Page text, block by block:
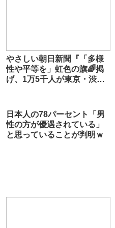
やさしい朝日新聞『「多様
性や平等を」虹色の旗🌈掲
げ、1万5千人が東京・渋谷
日本人の78パーセント「男
性の方が優遇されている」
と思っていることが判明ｗ